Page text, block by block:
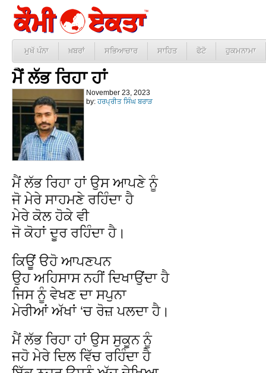
ਮੁਖੱ ਪੰਨਾ ਖ਼ਬਰਾਂ ਸਭਿਆਚਾਰ ਸਾਹਿਤ ਫੋਟੋ ਹੁਕਮਨਾਮਾ
ਮੈਂ ਲੱਭ ਰਿਹਾ ਹਾਂ
November 23, 2023
by: ਹਰਪ੍ਰੀਤ ਸਿੰਘ ਬਰਾੜ
ਮੈਂ ਲੱਭ ਰਿਹਾ ਹਾਂ ਉਸ ਆਪਣੇ ਨੂੰ
ਜੋ ਮੇਰੇ ਸਾਹਮਣੇ ਰਹਿੰਦਾ ਹੈ
ਮੇਰੇ ਕੋਲ ਹੋਕੇ ਵੀ
ਜੋ ਕੋਹਾਂ ਦੂਰ ਰਹਿੰਦਾ ਹੈ।
ਕਿਊਂ ੳਹੋ ਆਪਣਪਨ
ਉਹ ਅਹਿਸਾਸ ਨਹੀਂ ਦਿਖਾਉਂਦਾ ਹੈ
ਜਿਸ ਨੂੰ ਵੇਖਣ ਦਾ ਸਪੁਨਾ
ਮੇਰੀਆਂ ਅੱਖਾਂ ‘ਚ ਰੋਜ਼ ਪਲਦਾ ਹੈ।
ਮੈਂ ਲੱਭ ਰਿਹਾ ਹਾਂ ਉਸ ਸੁਕੂਨ ਨੂੰ
ਜਹੋ ਮੇਰੇ ਦਿਲ ਵਿੱਚ ਰਹਿੰਦਾ ਹੈ